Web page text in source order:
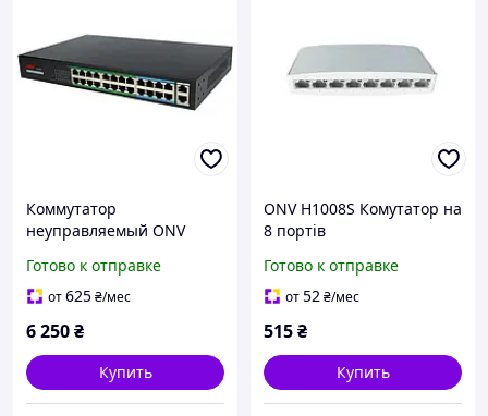
Коммутатор
неуправляемый ONV
Готово к отправке
от625₴/мес
6 250₴
Купить
ONV H1008S Комутатор на
8 портів
Готово к отправке
от52₴/мес
515₴
Купить